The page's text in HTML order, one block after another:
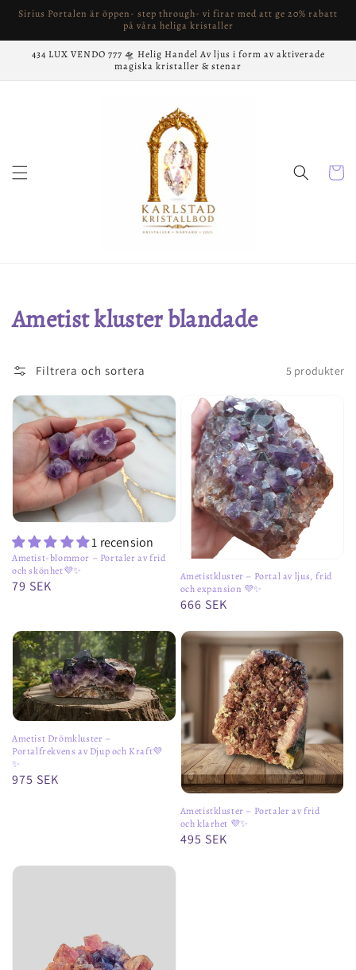
vidare
innehåll
Sirius Portalen är öppen- step through- vi firar med att ge 20% rabatt
på våra heliga kristaller
434 LUX VENDO 777 🛸 Helig Handel Av ljus i form av aktiverade
magiska kristaller & stenar
Produktserie:
Ametist kluster blandade
Filtrera och sortera 5 produkter
1 recension
Ametist-blommor – Portaler av frid
och skönhet💜✨️
Ordinarie
79 SEK
Ametistkluster – Portal av ljus, frid
och expansion 💜✨
Ordinarie
666 SEK
Ametist Drömkluster –
Portalfrekvens av Djup och Kraft💜
✨️
Ordinarie
975 SEK
Ametistkluster – Portaler av frid
och klarhet 💜✨
Ordinarie
495 SEK